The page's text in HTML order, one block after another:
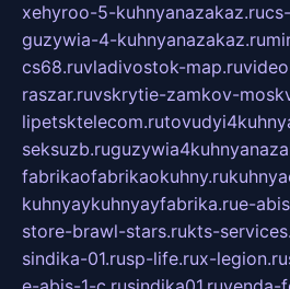
xehyroo-5-kuhnyanazakaz.ru
guzywia-4-kuhnyanazakaz.ru
cs68.ruvladivostok-map.ru
raszar.ruvskrytie-zamkov-
lipetsktelecom.ru
seksuzb.ru
fabrikaofabrikaokuhny.ru
kuhnyaykuhnyayfabrika.rue-
store-brawl-stars.rukts-
sindika-01.rusp-life.rux-legion.ru